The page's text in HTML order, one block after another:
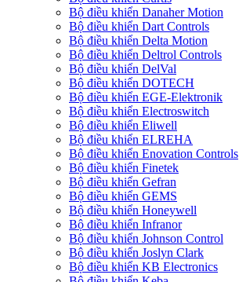
Bộ điều khiển Danaher Motion
Bộ điều khiển Dart Controls
Bộ điều khiển Delta Motion
Bộ điều khiển Deltrol Controls
Bộ điều khiển DelVal
Bộ điều khiển DOTECH
Bộ điều khiển EGE-Elektronik
Bộ điều khiển Electroswitch
Bộ điều khiển Eliwell
Bộ điều khiển ELREHA
Bộ điều khiển Enovation Controls
Bộ điều khiển Finetek
Bộ điều khiển Gefran
Bộ điều khiển GEMS
Bộ điều khiển Honeywell
Bộ điều khiển Infranor
Bộ điều khiển Johnson Control
Bộ điều khiển Joslyn Clark
Bộ điều khiển KB Electronics